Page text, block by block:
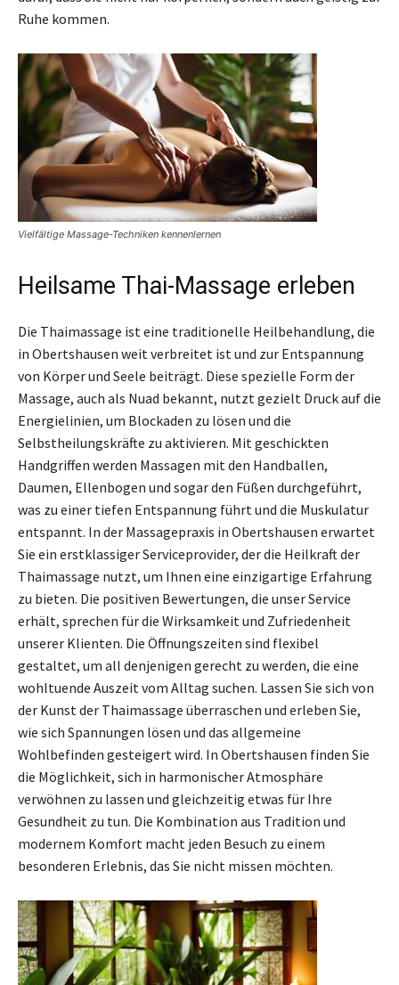
Ruhe kommen.
Vielfältige Massage-Techniken kennenlernen
Heilsame Thai-Massage erleben
Die Thaimassage ist eine traditionelle Heilbehandlung, die
in Obertshausen weit verbreitet ist und zur Entspannung
von Körper und Seele beiträgt. Diese spezielle Form der
Massage, auch als Nuad bekannt, nutzt gezielt Druck auf die
Energielinien, um Blockaden zu lösen und die
Selbstheilungskräfte zu aktivieren. Mit geschickten
Handgriffen werden Massagen mit den Handballen,
Daumen, Ellenbogen und sogar den Füßen durchgeführt,
was zu einer tiefen Entspannung führt und die Muskulatur
entspannt. In der Massagepraxis in Obertshausen erwartet
Sie ein erstklassiger Serviceprovider, der die Heilkraft der
Thaimassage nutzt, um Ihnen eine einzigartige Erfahrung
zu bieten. Die positiven Bewertungen, die unser Service
erhält, sprechen für die Wirksamkeit und Zufriedenheit
unserer Klienten. Die Öffnungszeiten sind flexibel
gestaltet, um all denjenigen gerecht zu werden, die eine
wohltuende Auszeit vom Alltag suchen. Lassen Sie sich von
der Kunst der Thaimassage überraschen und erleben Sie,
wie sich Spannungen lösen und das allgemeine
Wohlbefinden gesteigert wird. In Obertshausen finden Sie
die Möglichkeit, sich in harmonischer Atmosphäre
verwöhnen zu lassen und gleichzeitig etwas für Ihre
Gesundheit zu tun. Die Kombination aus Tradition und
modernem Komfort macht jeden Besuch zu einem
besonderen Erlebnis, das Sie nicht missen möchten.